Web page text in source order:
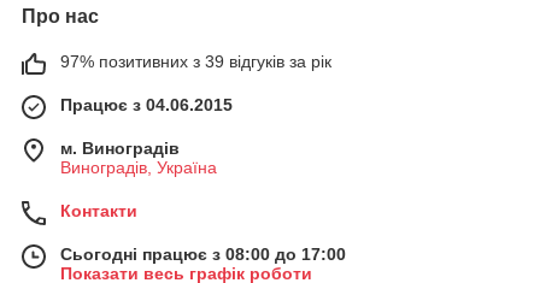
Про нас
97% позитивних з 39 відгуків за рік
Працює з 04.06.2015
м. Виноградів
Виноградів, Україна
Контакти
Сьогодні працює з 08:00 до 17:00
Показати весь графік роботи